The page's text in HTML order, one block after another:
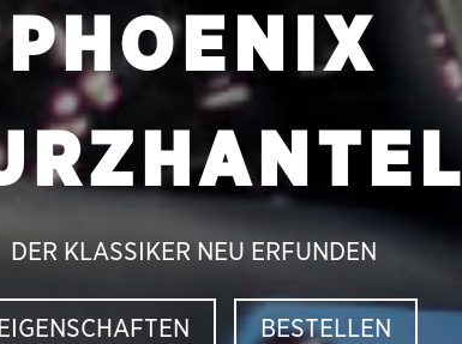
PHOENIX
DER KLASSIKER NEU ERFUNDEN
BESTELLEN